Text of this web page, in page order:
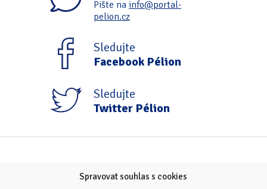
Spravovat souhlas s cookies
Pište na info@portal-
pelion.cz
Sledujte
Facebook Pélion
Sledujte
Twitter Pélion